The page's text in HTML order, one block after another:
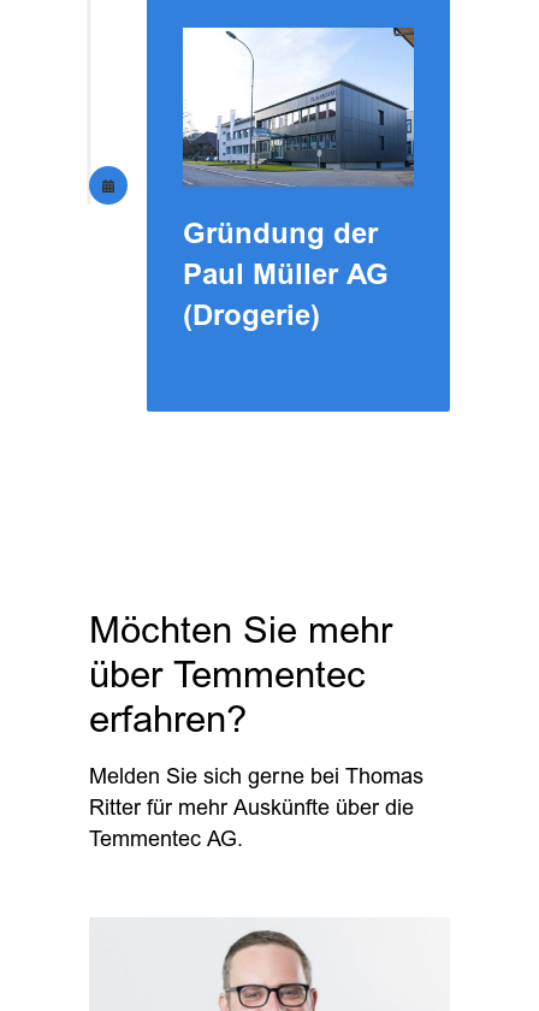
Gründung der
Paul Müller AG
(Drogerie)
Möchten Sie mehr
über Temmentec
erfahren?
Melden Sie sich gerne bei Thomas
Ritter für mehr Auskünfte über die
Temmentec AG.